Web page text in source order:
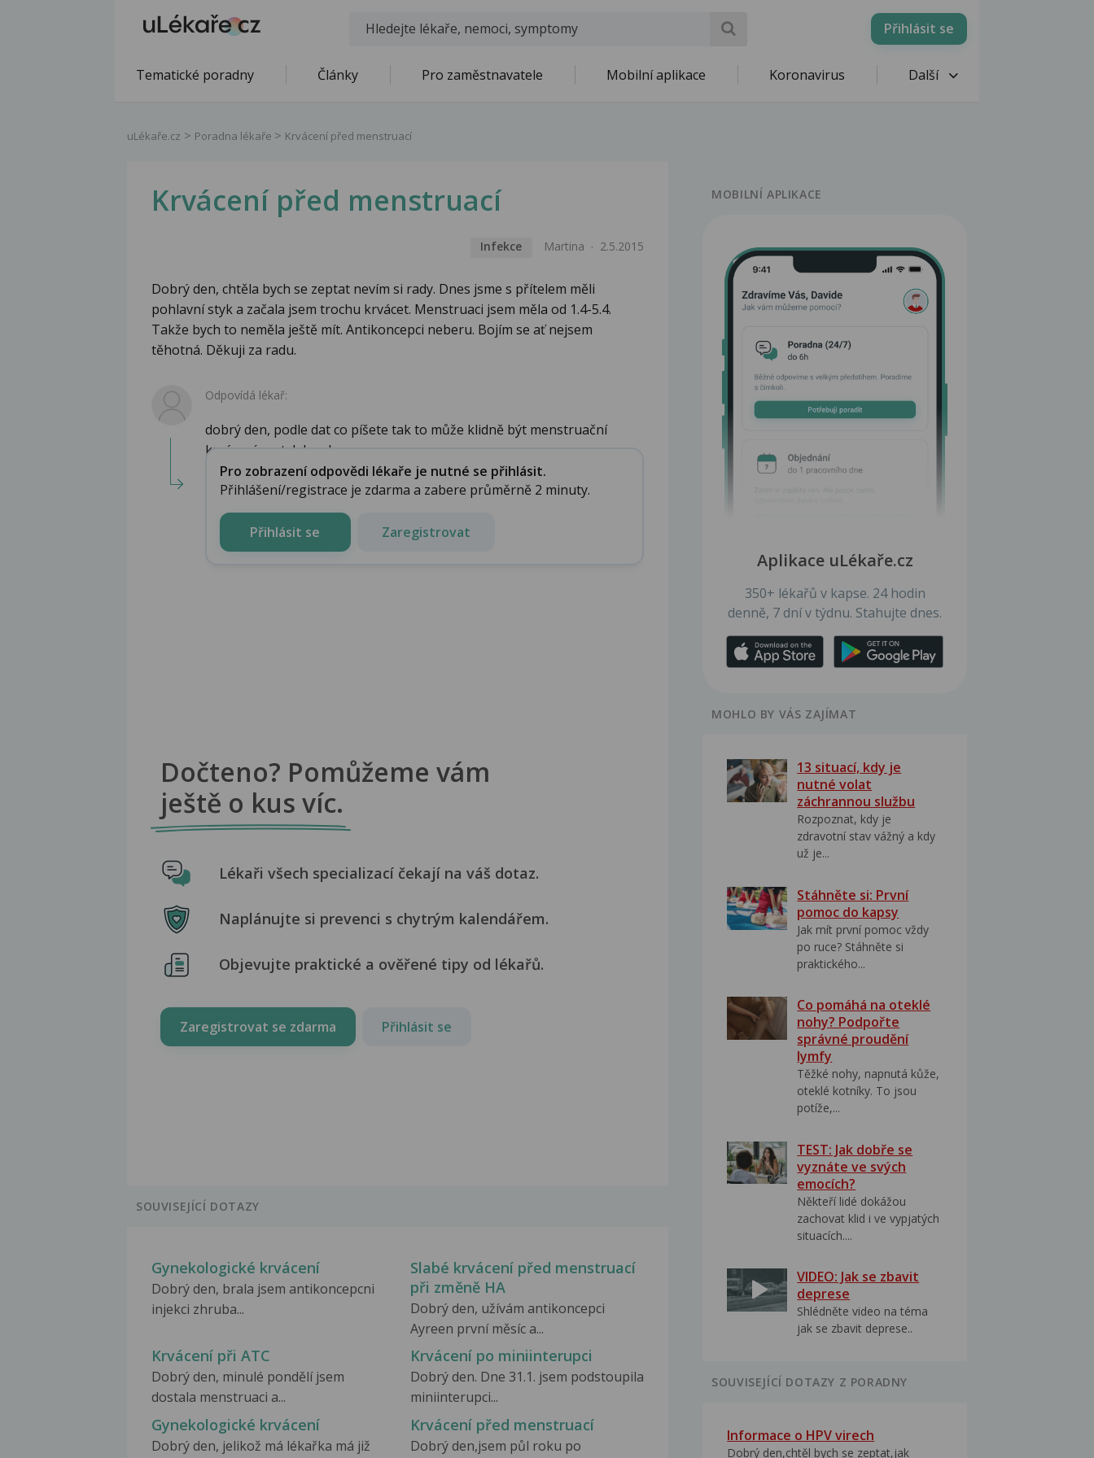
Přihlásit se
Tematické poradny Články Pro zaměstnavatele Mobilní aplikace Koronavirus Další
uLékaře.cz Poradna lékaře Krvácení před menstruací
Krvácení před menstruací
Infekce Martina 2.5.2015
Dobrý den, chtěla bych se zeptat nevím si rady. Dnes jsme s přítelem měli
pohlavní styk a začala jsem trochu krvácet. Menstruaci jsem měla od 1.4-5.4.
Takže bych to neměla ještě mít. Antikoncepci neberu. Bojím se ať nejsem
těhotná. Děkuji za radu.
Odpovídá lékař:
dobrý den, podle dat co píšete tak to může klidně být menstruační
krvácení...a styk bez k...
Pro zobrazení odpovědi lékaře je nutné se přihlásit.
Přihlášení/registrace je zdarma a zabere průměrně 2 minuty.
Přihlásit se Zaregistrovat
Dočteno? Pomůžeme vám
ještě o kus víc.
Lékaři všech specializací čekají na váš dotaz.
Naplánujte si prevenci s chytrým kalendářem.
Objevujte praktické a ověřené tipy od lékařů.
Zaregistrovat se zdarma Přihlásit se
SOUVISEJÍCÍ DOTAZY
Gynekologické krvácení
Dobrý den, brala jsem antikoncepcni
injekci zhruba...
Slabé krvácení před menstruací
při změně HA
Dobrý den, užívám antikoncepci
Ayreen první měsíc a...
Krvácení při ATC
Dobrý den, minulé pondělí jsem
dostala menstruaci a...
Krvácení po miniinterupci
Dobrý den. Dne 31.1. jsem podstoupila
miniinterupci...
Gynekologické krvácení
Dobrý den, jelikož má lékařka má již
Krvácení před menstruací
Dobrý den,jsem půl roku po
MOBILNÍ APLIKACE
Aplikace uLékaře.cz
350+ lékařů v kapse. 24 hodin
denně, 7 dní v týdnu. Stahujte dnes.
MOHLO BY VÁS ZAJÍMAT
13 situací, kdy je
nutné volat
záchrannou službu
Rozpoznat, kdy je
zdravotní stav vážný a kdy
už je...
Stáhněte si: První
pomoc do kapsy
Jak mít první pomoc vždy
po ruce? Stáhněte si
praktického...
Co pomáhá na oteklé
nohy? Podpořte
správné proudění
lymfy
Těžké nohy, napnutá kůže,
oteklé kotníky. To jsou
potíže,...
TEST: Jak dobře se
vyznáte ve svých
emocích?
Někteří lidé dokážou
zachovat klid i ve vypjatých
situacích....
VIDEO: Jak se zbavit
deprese
Shlédněte video na téma
jak se zbavit deprese..
SOUVISEJÍCÍ DOTAZY Z PORADNY
Informace o HPV virech
Dobrý den,chtěl bych se zeptat,jak